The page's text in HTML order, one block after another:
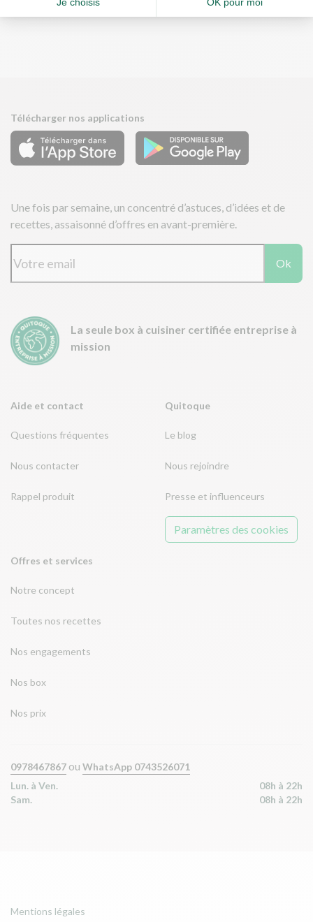
Aide et contact
Questions fréquentes
Nous contacter
Rappel produit
Offres et services
Notre concept
Toutes nos recettes
Nos engagements
Nos box
Nos prix
Quitoque
Le blog
Nous rejoindre
Presse et influenceurs
Paramètres des cookies
Télécharger nos applications
Une fois par semaine, un concentré d’astuces, d’idées et de
recettes, assaisonné d’offres en avant-première.
Ok
La seule box à cuisiner certifiée entreprise à
mission
0978467867 ou WhatsApp 0743526071
Lun. à Ven.
08h à 22h
Sam.
08h à 22h
Mentions légales